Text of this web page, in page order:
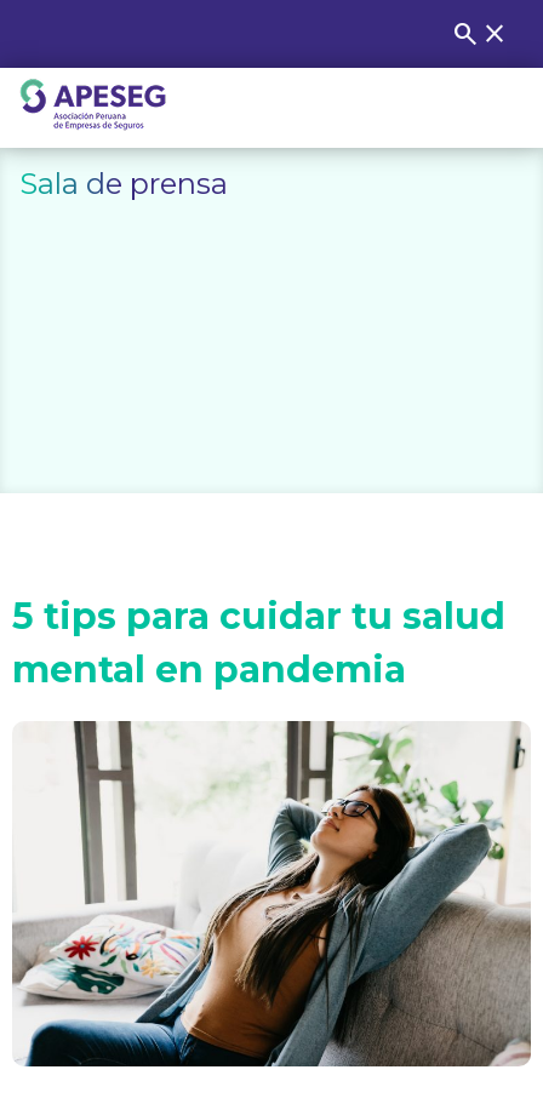
content
Buscar:
search close
APESEG
Sala de prensa
5 tips para cuidar tu salud
mental en pandemia